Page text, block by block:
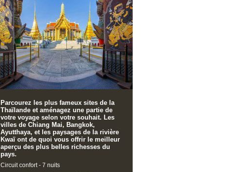
Parcourez les plus fameux sites de la
Thaïlande et aménagez une partie de
votre voyage selon votre souhait. Les
villes de Chiang Mai, Bangkok,
Ayutthaya, et les paysages de la rivière
Kwaï ont de quoi vous offrir le meilleur
aperçu des plus belles richesses du
pays.
Circuit confort - 7 nuits